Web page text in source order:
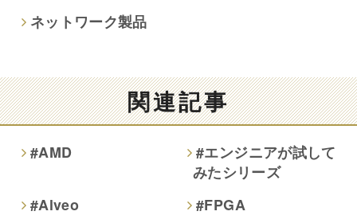
ネットワーク製品
関連記事
#AMD
#エンジニアが試して
みたシリーズ
#Alveo
#FPGA